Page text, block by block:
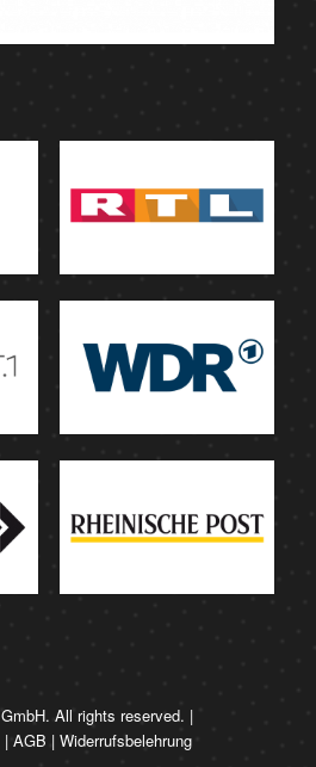
All rights reserved. |
| AGB | Widerrufsbelehrung